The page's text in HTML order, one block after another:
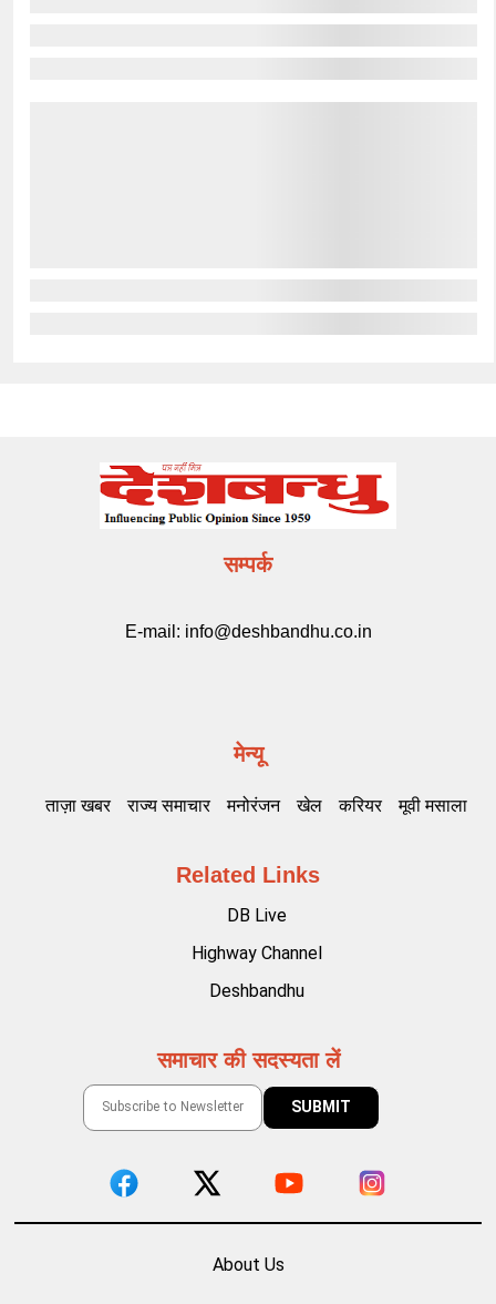
सम्पर्क
E-mail: info@deshbandhu.co.in
मेन्यू
ताज़ा खबर राज्य समाचार मनोरंजन खेल करियर मूवी मसाला
Related Links
DB Live
Highway Channel
Deshbandhu
समाचार की सदस्यता लें
About Us